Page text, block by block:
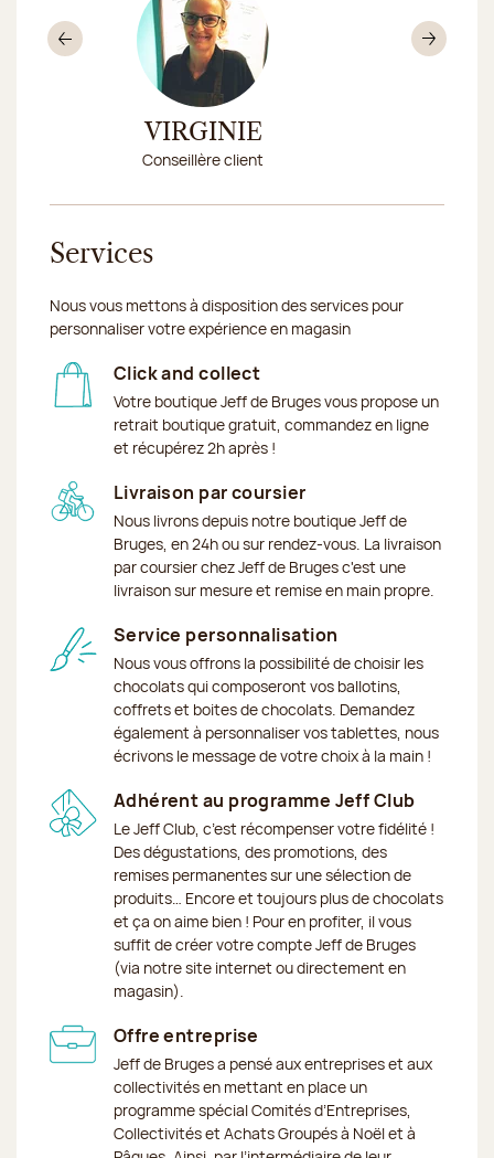
VIRGINIE
Conseillère client
Précédent
Services
Nous vous mettons à disposition des services pour
personnaliser votre expérience en magasin
Click and collect
Votre boutique Jeff de Bruges vous propose un
retrait boutique gratuit, commandez en ligne
et récupérez 2h après !
Livraison par coursier
Nous livrons depuis notre boutique Jeff de
Bruges, en 24h ou sur rendez-vous. La livraison
par coursier chez Jeff de Bruges c'est une
livraison sur mesure et remise en main propre.
Service personnalisation
Nous vous offrons la possibilité de choisir les
chocolats qui composeront vos ballotins,
coffrets et boites de chocolats. Demandez
également à personnaliser vos tablettes, nous
écrivons le message de votre choix à la main !
Adhérent au programme Jeff Club
Le Jeff Club, c’est récompenser votre fidélité !
Des dégustations, des promotions, des
remises permanentes sur une sélection de
produits… Encore et toujours plus de chocolats
et ça on aime bien ! Pour en profiter, il vous
suffit de créer votre compte Jeff de Bruges
(via notre site internet ou directement en
magasin).
Offre entreprise
Jeff de Bruges a pensé aux entreprises et aux
collectivités en mettant en place un
programme spécial Comités d’Entreprises,
Collectivités et Achats Groupés à Noël et à